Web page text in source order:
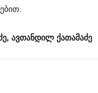
ავთანდილ ქათამაძე